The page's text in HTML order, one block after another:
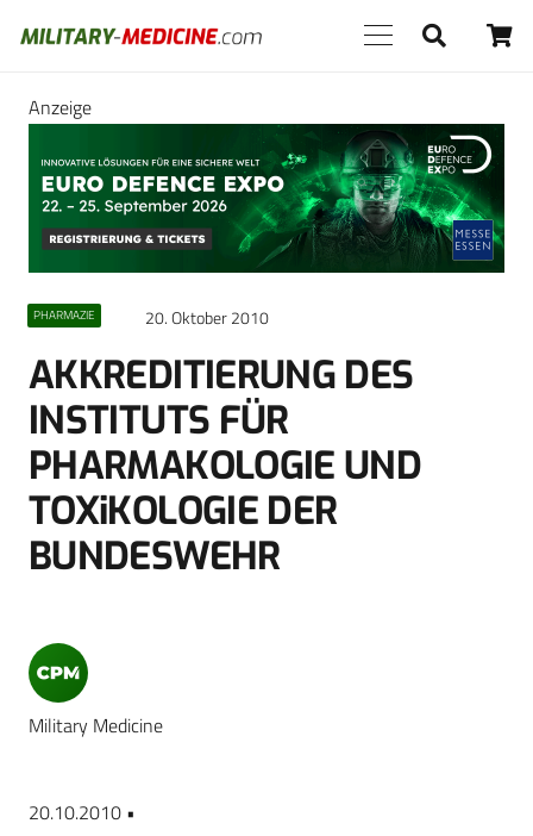
Anzeige
PHARMAZIE 20. Oktober 2010
AKKREDITIERUNG DES
INSTITUTS FÜR
PHARMAKOLOGIE UND
TOXiKOLOGIE DER
BUNDESWEHR
Military Medicine
20.10.2010 •